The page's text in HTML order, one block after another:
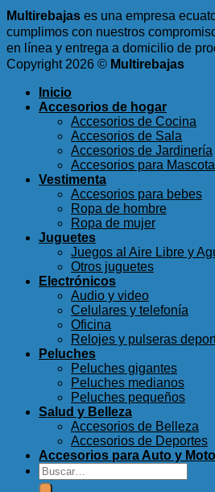
Multirebajas es una empresa
cumplimos con nuestros
en línea y entrega a domicilio de
Copyright 2026 © Multirebajas
Inicio
Accesorios de hogar
Accesorios de Cocina
Accesorios de Sala
Accesorios de Jardinería
Accesorios para
Vestimenta
Accesorios para bebes
Ropa de hombre
Ropa de mujer
Juguetes
Juegos al Aire Libre y
Otros juguetes
Electrónicos
Audio y video
Celulares y telefonía
Oficina
Relojes y pulseras
Peluches
Peluches gigantes
Peluches medianos
Peluches pequeños
Salud y Belleza
Accesorios de Belleza
Accesorios de Deportes
Accesorios para Auto y Moto
Buscar
por: